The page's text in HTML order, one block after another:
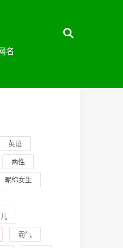
名
英语
两性
昵称女生
霸气